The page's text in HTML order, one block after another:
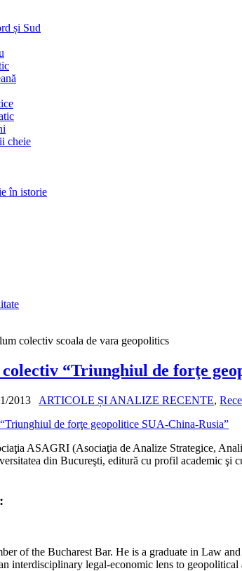
și Sud
cheie
în istorie
colectiv scoala de vara geopolitics
“Triunghiul de forţe
2013 ARTICOLE ȘI ANALIZE RECENTE,
ASAGRI (Asociaţia de Analize Strategice,
din Bucureşti, editură cu profil academic şi
of the Bucharest Bar. He is a graduate in Law
interdisciplinary legal-economic lens to geopolitical